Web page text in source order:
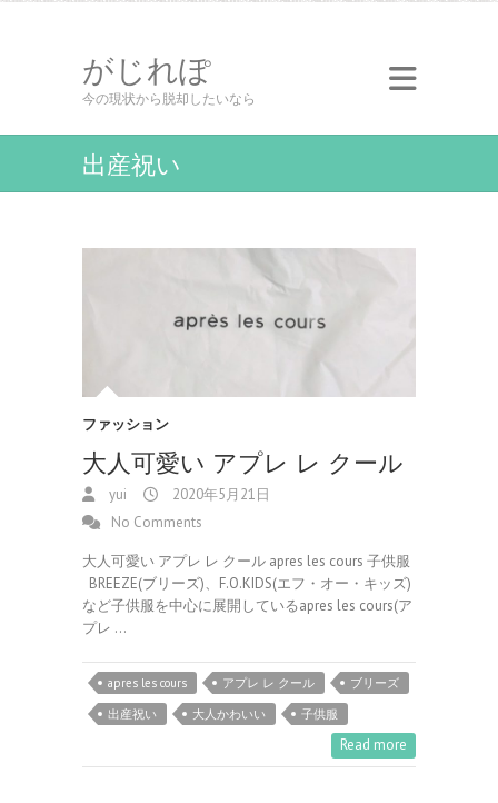
がじれぽ
今の現状から脱却したいなら
出産祝い
ファッション
大人可愛い アプレ レ クール
yui
2020年5月21日
No Comments
大人可愛い アプレ レ クール apres les cours 子供服
BREEZE(ブリーズ)、F.O.KIDS(エフ・オー・キッズ)
など子供服を中心に展開しているapres les cours(ア
プレ …
apres les cours アプレ レ クール
ブリーズ
出産祝い
大人かわいい 子供服
Read more